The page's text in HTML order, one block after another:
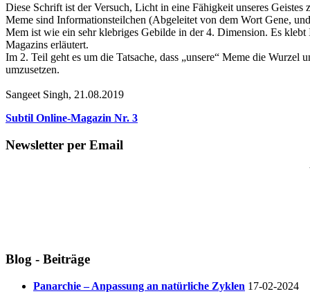
Diese Schrift ist der Versuch, Licht in eine Fähigkeit unseres
Meme sind Informationsteilchen (Abgeleitet von dem Wort Gene,
Mem ist wie ein sehr klebriges Gebilde in der 4. Dimension. Es
Magazins erläutert.
Im 2. Teil geht es um die Tatsache, dass „unsere“ Meme die
umzusetzen.
Sangeet Singh, 21.08.2019
Subtil Online-Magazin Nr. 3
Newsletter per Email
Blog - Beiträge
Panarchie – Anpassung an natürliche Zyklen 17-02-2024